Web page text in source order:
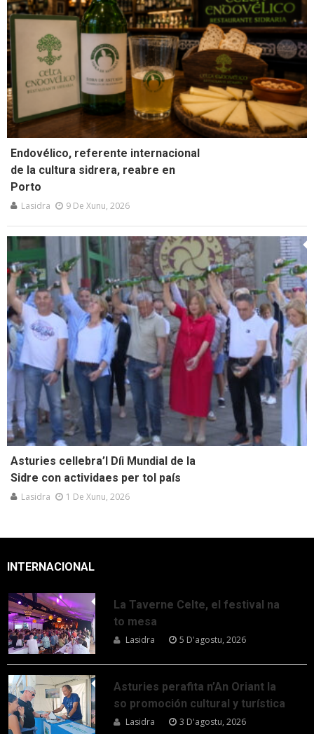
Endovélico, referente internacional
de la cultura sidrera, reabre en
Porto
Lasidra 9 De Xunu, 2026
Asturies cellebra’l Díi Mundial de la
Sidre con actividaes per tol país
Lasidra 1 De Xunu, 2026
INTERNACIONAL
La Taverne Celte, el festival na
to mesa
Lasidra 5 D'agostu, 2026
Asturies perafita n’An Oriant la
so promoción cultural y turística
Lasidra 3 D'agostu, 2026